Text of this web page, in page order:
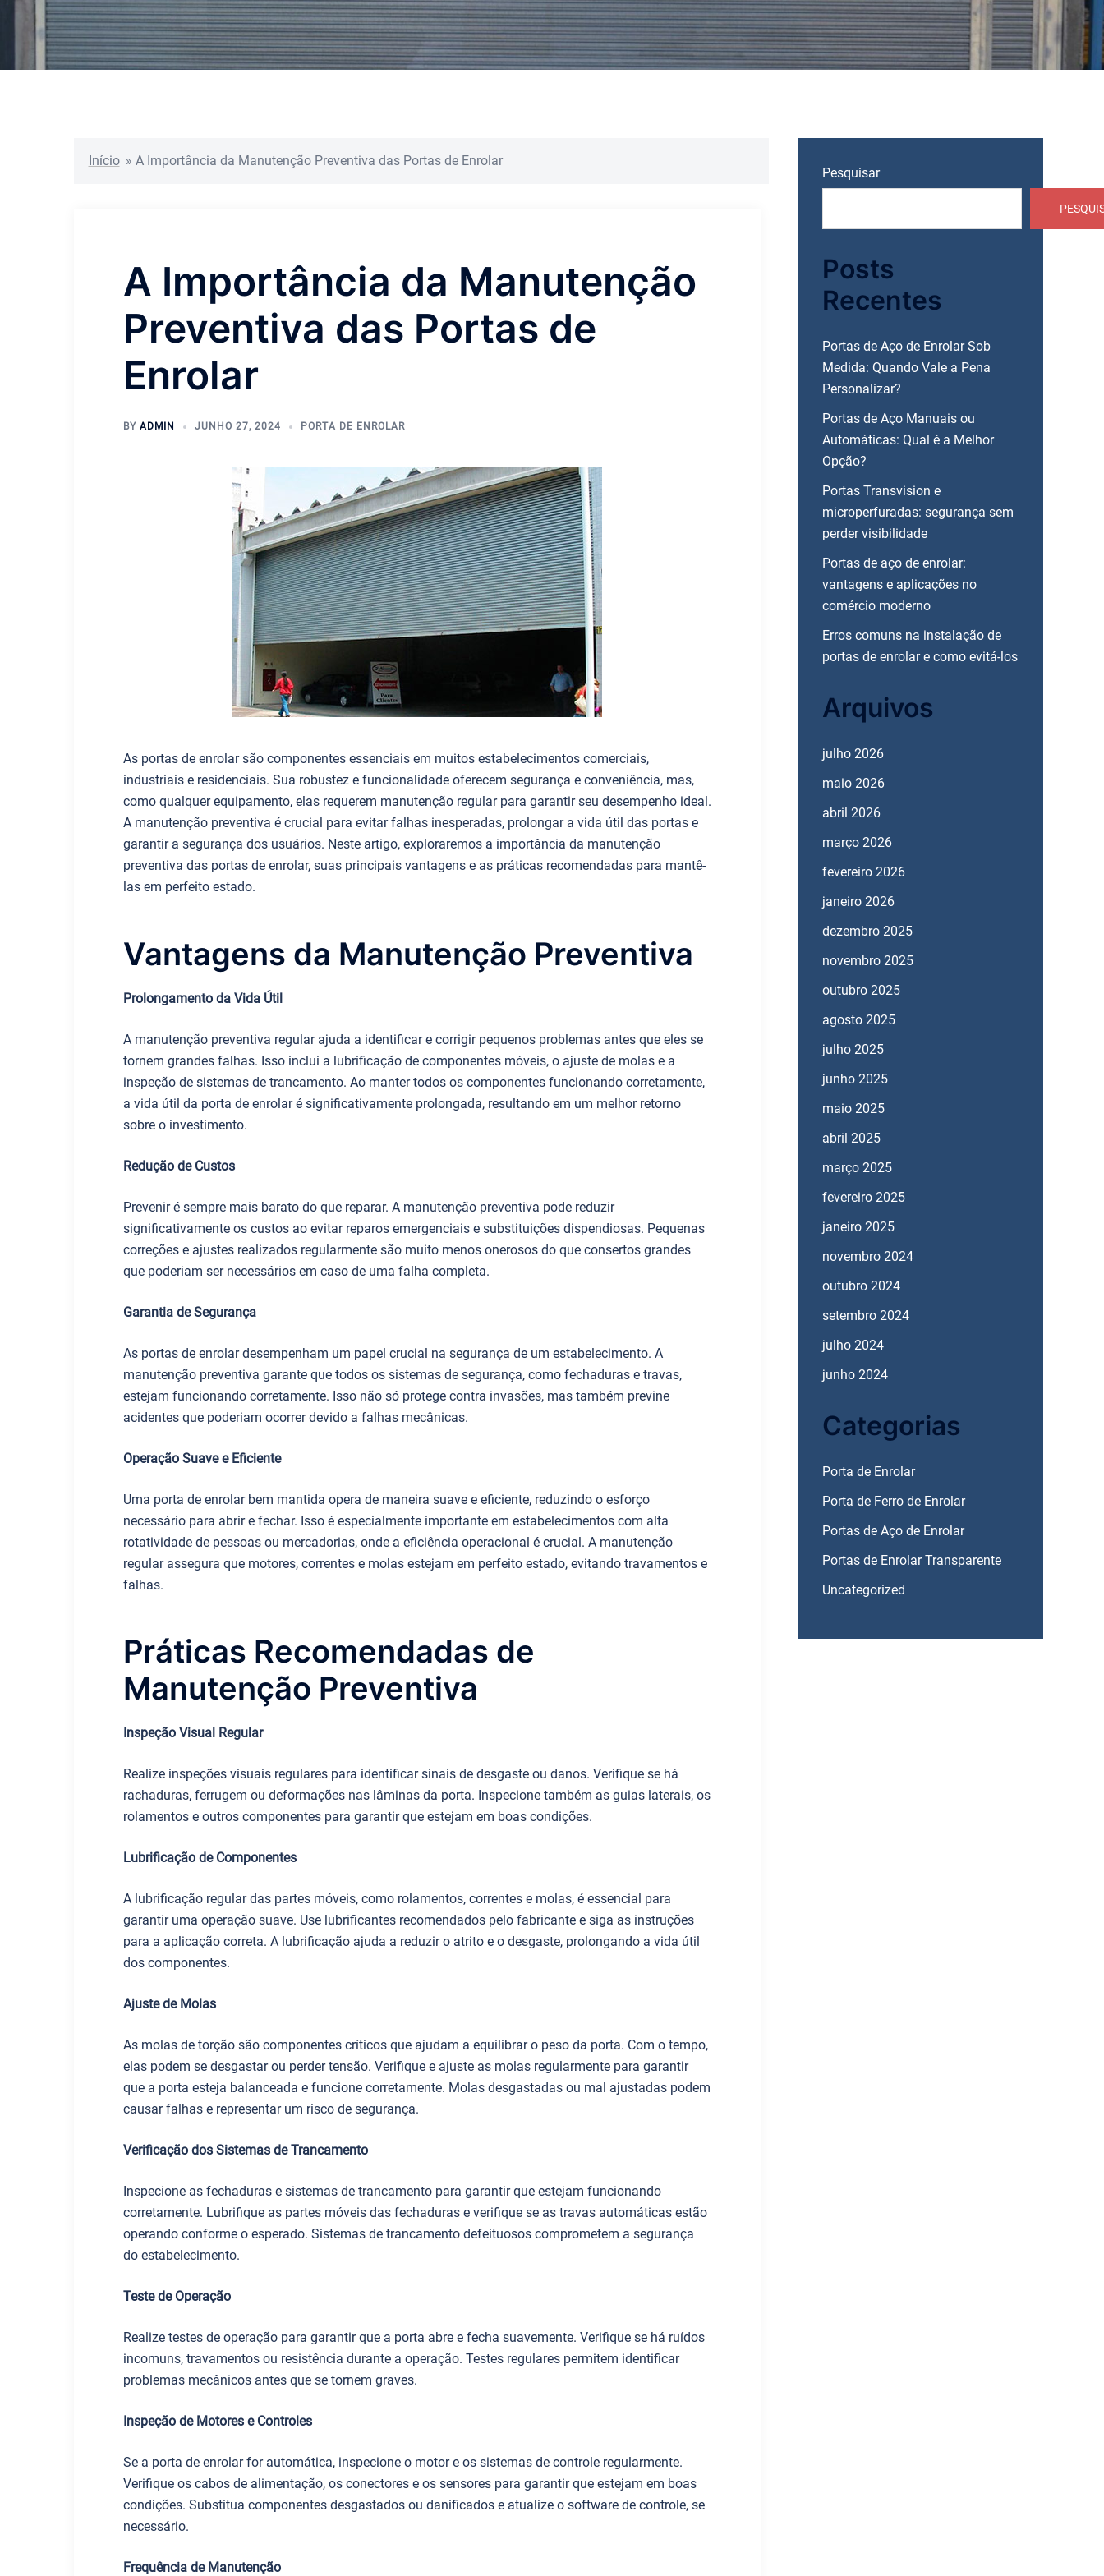
Início » A Importância da Manutenção Preventiva das Portas de Enrolar
A Importância da Manutenção
Preventiva das Portas de
Enrolar
BY ADMIN JUNHO 27, 2024 PORTA DE ENROLAR
As portas de enrolar são componentes essenciais em muitos estabelecimentos comerciais,
industriais e residenciais. Sua robustez e funcionalidade oferecem segurança e conveniência, mas,
como qualquer equipamento, elas requerem manutenção regular para garantir seu desempenho ideal.
A manutenção preventiva é crucial para evitar falhas inesperadas, prolongar a vida útil das portas e
garantir a segurança dos usuários. Neste artigo, exploraremos a importância da manutenção
preventiva das portas de enrolar, suas principais vantagens e as práticas recomendadas para mantê-
las em perfeito estado.
Vantagens da Manutenção Preventiva
Prolongamento da Vida Útil
A manutenção preventiva regular ajuda a identificar e corrigir pequenos problemas antes que eles se
tornem grandes falhas. Isso inclui a lubrificação de componentes móveis, o ajuste de molas e a
inspeção de sistemas de trancamento. Ao manter todos os componentes funcionando corretamente,
a vida útil da porta de enrolar é significativamente prolongada, resultando em um melhor retorno
sobre o investimento.
Redução de Custos
Prevenir é sempre mais barato do que reparar. A manutenção preventiva pode reduzir
significativamente os custos ao evitar reparos emergenciais e substituições dispendiosas. Pequenas
correções e ajustes realizados regularmente são muito menos onerosos do que consertos grandes
que poderiam ser necessários em caso de uma falha completa.
Garantia de Segurança
As portas de enrolar desempenham um papel crucial na segurança de um estabelecimento. A
manutenção preventiva garante que todos os sistemas de segurança, como fechaduras e travas,
estejam funcionando corretamente. Isso não só protege contra invasões, mas também previne
acidentes que poderiam ocorrer devido a falhas mecânicas.
Operação Suave e Eficiente
Uma porta de enrolar bem mantida opera de maneira suave e eficiente, reduzindo o esforço
necessário para abrir e fechar. Isso é especialmente importante em estabelecimentos com alta
rotatividade de pessoas ou mercadorias, onde a eficiência operacional é crucial. A manutenção
regular assegura que motores, correntes e molas estejam em perfeito estado, evitando travamentos e
falhas.
Práticas Recomendadas de
Manutenção Preventiva
Inspeção Visual Regular
Realize inspeções visuais regulares para identificar sinais de desgaste ou danos. Verifique se há
rachaduras, ferrugem ou deformações nas lâminas da porta. Inspecione também as guias laterais, os
rolamentos e outros componentes para garantir que estejam em boas condições.
Lubrificação de Componentes
A lubrificação regular das partes móveis, como rolamentos, correntes e molas, é essencial para
garantir uma operação suave. Use lubrificantes recomendados pelo fabricante e siga as instruções
para a aplicação correta. A lubrificação ajuda a reduzir o atrito e o desgaste, prolongando a vida útil
dos componentes.
Ajuste de Molas
As molas de torção são componentes críticos que ajudam a equilibrar o peso da porta. Com o tempo,
elas podem se desgastar ou perder tensão. Verifique e ajuste as molas regularmente para garantir
que a porta esteja balanceada e funcione corretamente. Molas desgastadas ou mal ajustadas podem
causar falhas e representar um risco de segurança.
Verificação dos Sistemas de Trancamento
Inspecione as fechaduras e sistemas de trancamento para garantir que estejam funcionando
corretamente. Lubrifique as partes móveis das fechaduras e verifique se as travas automáticas estão
operando conforme o esperado. Sistemas de trancamento defeituosos comprometem a segurança
do estabelecimento.
Teste de Operação
Realize testes de operação para garantir que a porta abre e fecha suavemente. Verifique se há ruídos
incomuns, travamentos ou resistência durante a operação. Testes regulares permitem identificar
problemas mecânicos antes que se tornem graves.
Inspeção de Motores e Controles
Se a porta de enrolar for automática, inspecione o motor e os sistemas de controle regularmente.
Verifique os cabos de alimentação, os conectores e os sensores para garantir que estejam em boas
condições. Substitua componentes desgastados ou danificados e atualize o software de controle, se
necessário.
Frequência de Manutenção
Pesquisar
Posts
Recentes
Portas de Aço de Enrolar Sob
Medida: Quando Vale a Pena
Personalizar?
Portas de Aço Manuais ou
Automáticas: Qual é a Melhor
Opção?
Portas Transvision e
microperfuradas: segurança sem
perder visibilidade
Portas de aço de enrolar:
vantagens e aplicações no
comércio moderno
Erros comuns na instalação de
portas de enrolar e como evitá-los
Arquivos
julho 2026
maio 2026
abril 2026
março 2026
fevereiro 2026
janeiro 2026
dezembro 2025
novembro 2025
outubro 2025
agosto 2025
julho 2025
junho 2025
maio 2025
abril 2025
março 2025
fevereiro 2025
janeiro 2025
novembro 2024
outubro 2024
setembro 2024
julho 2024
junho 2024
Categorias
Porta de Enrolar
Porta de Ferro de Enrolar
Portas de Aço de Enrolar
Portas de Enrolar Transparente
Uncategorized